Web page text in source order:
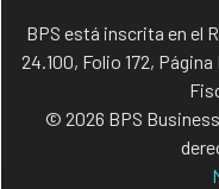
BPS está inscrita en el
24.100, Folio 172,
© 2026 BPS